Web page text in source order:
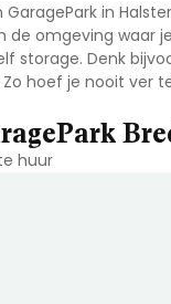
in
de omgeving waar
storage. Denk
Zo hoef je nooit ver
huur